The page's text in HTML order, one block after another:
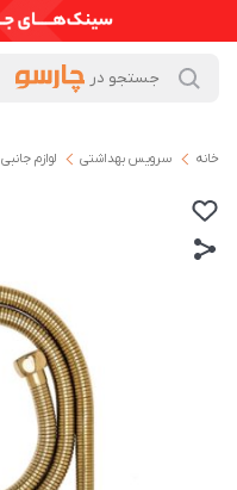
خانه سرویس بهداشتی لوازم جانبی